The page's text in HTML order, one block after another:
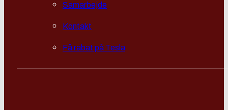
Samarbejde
Kontakt
Få rabat på Tesla